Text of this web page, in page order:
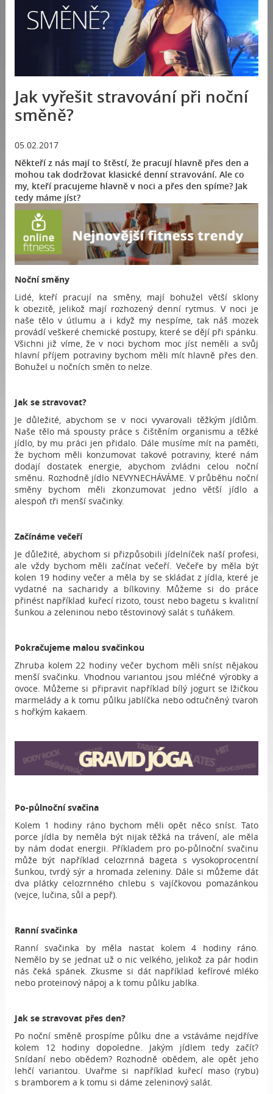
Jak vyřešit stravování při noční
směně?
05.02.2017
Někteří z nás mají to štěstí, že pracují hlavně přes den a
mohou tak dodržovat klasické denní stravování. Ale co
my, kteří pracujeme hlavně v noci a přes den spíme? Jak
tedy máme jíst?
Noční směny
Lidé, kteří pracují na směny, mají bohužel větší sklony
k obezitě, jelikož mají rozhozený denní rytmus. V noci je
naše tělo v útlumu a i když my nespíme, tak náš mozek
provádí veškeré chemické postupy, které se dějí při spánku.
Všichni již víme, že v noci bychom moc jíst neměli a svůj
hlavní příjem potraviny bychom měli mít hlavně přes den.
Bohužel u nočních směn to nelze.
Jak se stravovat?
Je důležité, abychom se v noci vyvarovali těžkým jídlům.
Naše tělo má spousty práce s čištěním organismu a těžké
jídlo, by mu práci jen přidalo. Dále musíme mít na paměti,
že bychom měli konzumovat takové potraviny, které nám
dodají dostatek energie, abychom zvládni celou noční
směnu. Rozhodně jídlo NEVYNECHÁVÁME. V průběhu noční
směny bychom měli zkonzumovat jedno větší jídlo a
alespoň tři menší svačinky.
Začínáme večeří
Je důležité, abychom si přizpůsobili jídelníček naší profesi,
ale vždy bychom měli začínat večeří. Večeře by měla být
kolen 19 hodiny večer a měla by se skládat z jídla, které je
vydatné na sacharidy a bílkoviny. Můžeme si do práce
přinést například kuřecí rizoto, toust nebo bagetu s kvalitní
šunkou a zeleninou nebo těstovinový salát s tuňákem.
Pokračujeme malou svačinkou
Zhruba kolem 22 hodiny večer bychom měli sníst nějakou
menší svačinku. Vhodnou variantou jsou mléčné výrobky a
ovoce. Můžeme si připravit například bílý jogurt se lžičkou
marmelády a k tomu půlku jablíčka nebo odtučněný tvaroh
s hořkým kakaem.
Po-půlnoční svačina
Kolem 1 hodiny ráno bychom měli opět něco sníst. Tato
porce jídla by neměla být nijak těžká na trávení, ale měla
by nám dodat energii. Příkladem pro po-půlnoční svačinu
může být například celozrnná bageta s vysokoprocentní
šunkou, tvrdý sýr a hromada zeleniny. Dále si můžeme dát
dva plátky celozrnného chlebu s vajíčkovou pomazánkou
(vejce, lučina, sůl a pepř).
Ranní svačinka
Ranní svačinka by měla nastat kolem 4 hodiny ráno.
Nemělo by se jednat už o nic velkého, jelikož za pár hodin
nás čeká spánek. Zkusme si dát například kefírové mléko
nebo proteinový nápoj a k tomu půlku jablka.
Jak se stravovat přes den?
Po noční směně prospíme půlku dne a vstáváme nejdříve
kolem 12 hodiny dopoledne. Jakým jídlem tedy začít?
Snídaní nebo obědem? Rozhodně obědem, ale opět jeho
lehčí variantou. Uvařme si například kuřecí maso (rybu)
s bramborem a k tomu si dáme zeleninový salát.